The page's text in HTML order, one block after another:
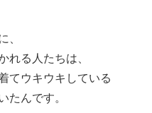
、
れる人たちは、
てウキウキしている
たんです。